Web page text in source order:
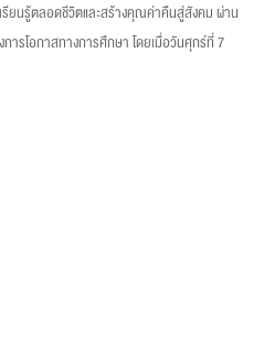
ยนรู้ตลอดชีวิตและสร้างคุณค่าคืนสู่สังคม ผ่าน
รโอกาสทางการศึกษา โดยเมื่อวันศุกร์ที่ 7